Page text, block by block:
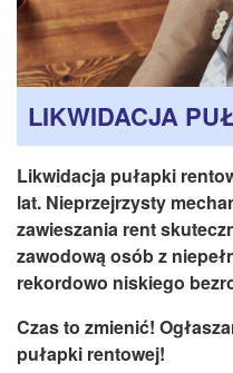
LIKWIDACJA
Likwidacja pułapki
lat. Nieprzejrzysty
zawieszania rent
zawodową osób z
rekordowo niskiego
Czas to zmienić!
pułapki rentowej!